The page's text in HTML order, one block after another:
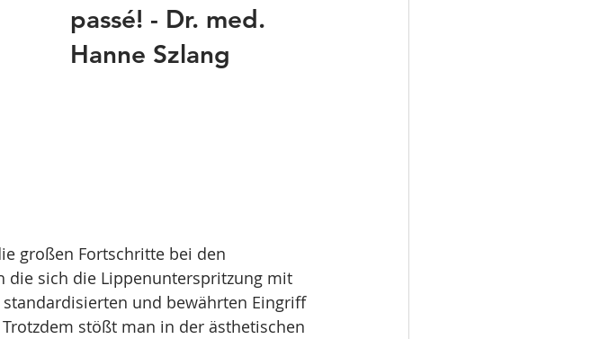
passé! - Dr. med.
Hanne Szlang
großen Fortschritte bei den
die sich die Lippenunterspritzung mit
und bewährten Eingriff
stößt man in der ästhetischen